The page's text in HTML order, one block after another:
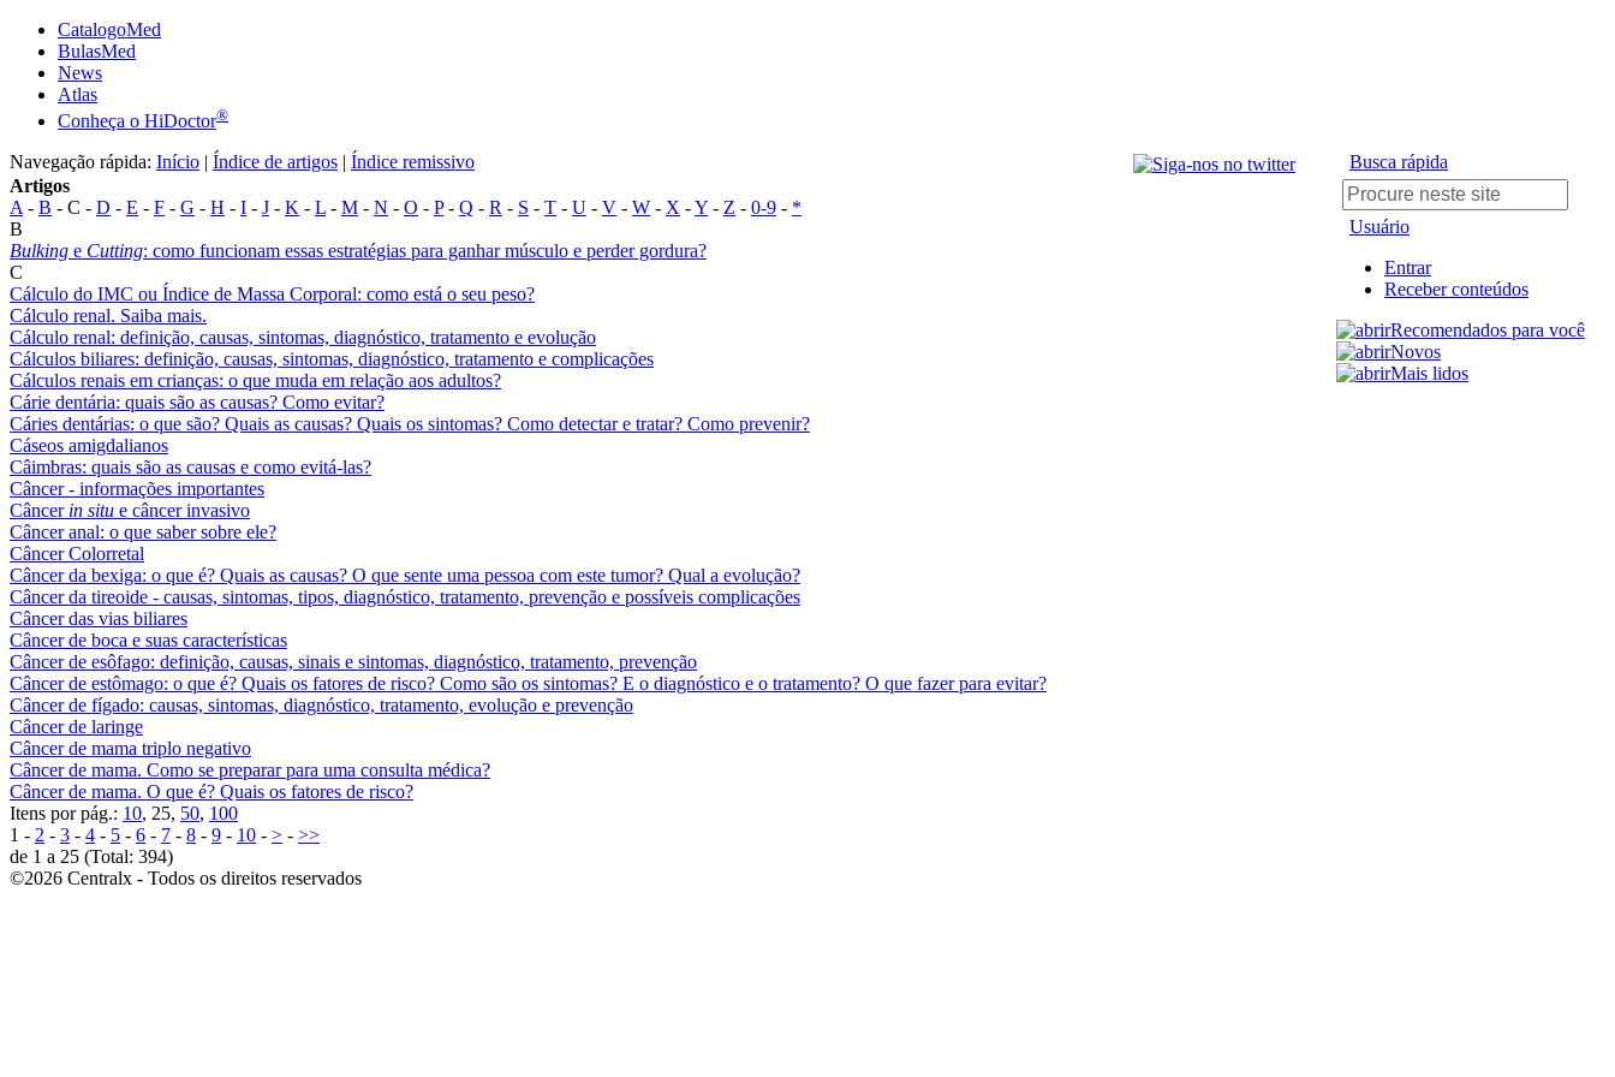
CatalogoMed
BulasMed
News
Atlas
Conheça o HiDoctor®
Navegação rápida: Início | Índice de artigos | Índice remissivo
Artigos
A - B - C - D - E - F - G - H - I - J - K - L - M - N - O - P- Q - R - S - T - U - V - W - X -Y - Z - 0-9 - *
B
Bulking e Cutting: como funcionam essas estratégias para ganhar músculo e perder gordura?
C
Cálculo do IMC ou Índice de Massa Corporal: como está o seu peso?
Cálculo renal. Saiba mais.
Cálculo renal: definição, causas, sintomas, diagnóstico, tratamento e evolução
Cálculos biliares: definição, causas, sintomas, diagnóstico, tratamento e complicações
Cálculos renais em crianças: o que muda em relação aos adultos?
Cárie dentária: quais são as causas? Como evitar?
Cáries dentárias: o que são? Quais as causas? Quais os sintomas? Como detectar e tratar? Como prevenir?
Cáseos amigdalianos
Câimbras: quais são as causas e como evitá-las?
Câncer - informações importantes
Câncer in situ e câncer invasivo
Câncer anal: o que saber sobre ele?
Câncer Colorretal
Câncer da bexiga: o que é? Quais as causas? O que sente uma pessoa com este tumor? Qual a evolução?
Câncer da tireoide - causas, sintomas, tipos, diagnóstico, tratamento, prevenção e possíveis complicações
Câncer das vias biliares
Câncer de boca e suas características
Câncer de esôfago: definição, causas, sinais e sintomas, diagnóstico, tratamento, prevenção
Câncer de estômago: o que é? Quais os fatores de risco? Como são os sintomas? E o diagnóstico e o tratamento? O que fazer para evitar?
Câncer de fígado: causas, sintomas, diagnóstico, tratamento, evolução e prevenção
Câncer de laringe
Câncer de mama triplo negativo
Câncer de mama. Como se preparar para uma consulta médica?
Câncer de mama. O que é? Quais os fatores de risco?
Itens por pág.: 10, 25, 50, 100
1 - 2 - 3 - 4 - 5 - 6 - 7 - 8 - 9 - 10 - > - >>
de 1 a 25 (Total: 394)
Busca rápida
Usuário
Entrar
Receber conteúdos
Recomendados para você
Novos
Mais lidos
©2026 Centralx - Todos os direitos reservados